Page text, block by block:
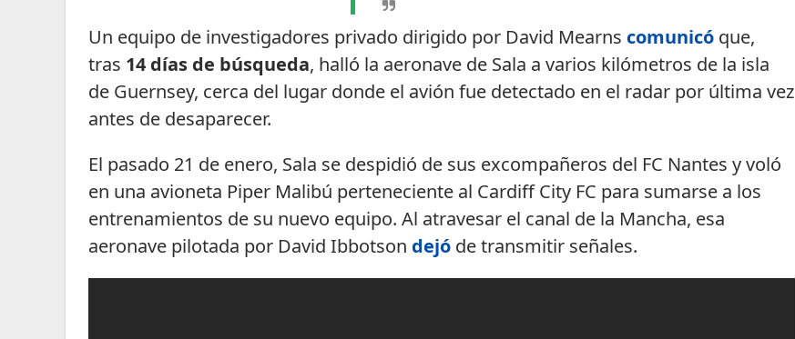
Un equipo de investigadores privado dirigido por David Mearns comunicó que,
tras 14 días de búsqueda, halló la aeronave de Sala a varios kilómetros de la isla
de Guernsey, cerca del lugar donde el avión fue detectado en el radar por última vez
antes de desaparecer.
El pasado 21 de enero, Sala se despidió de sus excompañeros del FC Nantes y voló
en una avioneta Piper Malibú perteneciente al Cardiff City FC para sumarse a los
entrenamientos de su nuevo equipo. Al atravesar el canal de la Mancha, esa
aeronave pilotada por David Ibbotson dejó de transmitir señales.